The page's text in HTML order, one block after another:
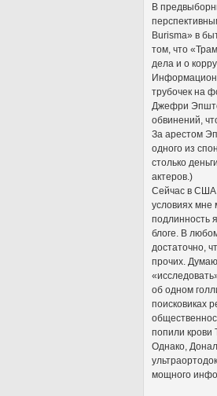
В
Burisma» в
том, что
дела и о
трубочек на
Джефри
обвинений,
За арестом
одного из
столько
актеров.)
Сейчас в США
условиях мне
подлинность
блоге. В
достаточно,
прочих.
об одном
поисковиках
попили крови
Однако,
мощного